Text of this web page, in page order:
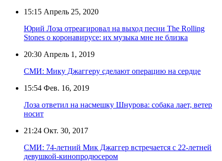
15:15 Апрель 25, 2020
Юрий Лоза отреагировал на выход песни The Rolling
Stones о коронавирусе: их музыка мне не близка
20:30 Апрель 1, 2019
СМИ: Мику Джаггеру сделают операцию на сердце
15:54 Фев. 16, 2019
Лоза ответил на насмешку Шнурова: собака лает, ветер
носит
21:24 Окт. 30, 2017
СМИ: 74-летний Мик Джаггер встречается с 22-летней
девушкой-кинопродюсером